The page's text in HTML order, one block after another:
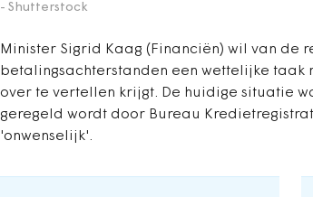
- Shutterstock
Minister Sigrid Kaag (Financiën) wil van de
betalingsachterstanden een wettelijke
over te vertellen krijgt. De huidige situatie
geregeld wordt door Bureau
'onwenselijk'.